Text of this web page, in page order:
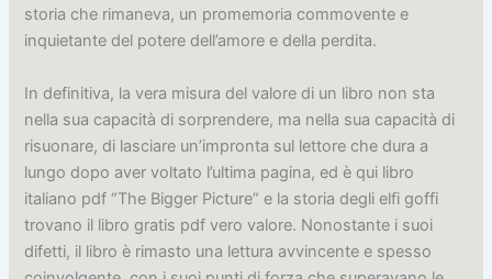
storia che rimaneva, un promemoria commovente e
inquietante del potere dell’amore e della perdita.
In definitiva, la vera misura del valore di un libro non sta
nella sua capacità di sorprendere, ma nella sua capacità di
risuonare, di lasciare un’impronta sul lettore che dura a
lungo dopo aver voltato l’ultima pagina, ed è qui libro
italiano pdf “The Bigger Picture” e la storia degli elfi goffi
trovano il libro gratis pdf vero valore. Nonostante i suoi
difetti, il libro è rimasto una lettura avvincente e spesso